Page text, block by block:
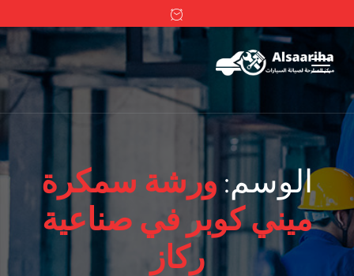
الوسم: ورشة سمكرة
ميني كوبر في صناعية
ركاز